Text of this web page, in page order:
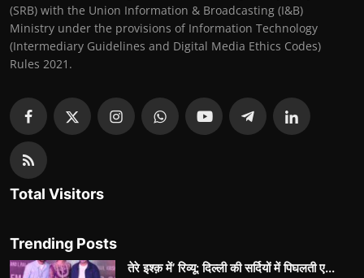
(SRB) with the Union Information & Broadcasting (I&B)
Ministry under the provisions of Information Technology
(Intermediary Guidelines and Digital Media Ethics Codes)
Rules 2021.
Total Visitors
Trending Posts
तेरे इश्क़ में’ रिव्यू: दिल्ली की सर्दियों में पिघलती ए...